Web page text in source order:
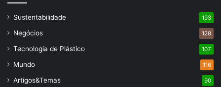
Sustentabilidade 193
Negócios 128
Tecnologia de Plástico 107
Mundo 116
Artigos&Temas 90